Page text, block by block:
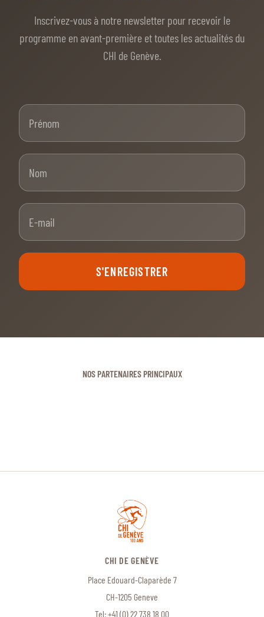
Inscrivez-vous à notre newsletter pour recevoir le
programme en avant-première et toutes les actualités du
CHI de Genève.
S'ENREGISTRER
NOS PARTENAIRES PRINCIPAUX
CHI DE GENÈVE
Place Edouard-Claparède 7
CH-1205 Geneve
Tel:+41 (0) 22 738 18 00